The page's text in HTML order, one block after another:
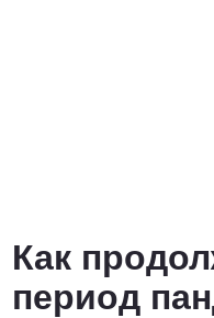
Как
период